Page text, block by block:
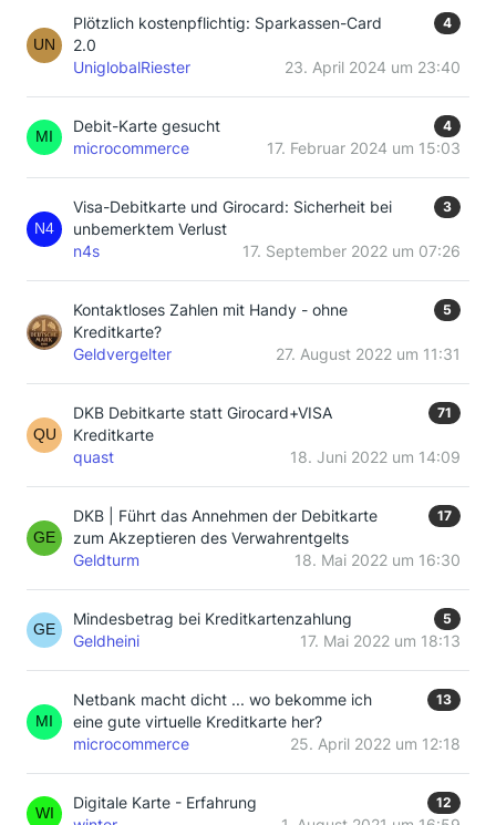
Plötzlich kostenpflichtig: Sparkassen-Card
2.0
4
UniglobalRiester 23. April 2024 um 23:40
Debit-Karte gesucht 4
microcommerce 17. Februar 2024 um 15:03
Visa-Debitkarte und Girocard: Sicherheit bei
unbemerktem Verlust
3
n4s 17. September 2022 um 07:26
Kontaktloses Zahlen mit Handy - ohne
Kreditkarte?
5
Geldvergelter 27. August 2022 um 11:31
DKB Debitkarte statt Girocard+VISA
Kreditkarte
71
quast 18. Juni 2022 um 14:09
DKB | Führt das Annehmen der Debitkarte
zum Akzeptieren des Verwahrentgelts
17
Geldturm 18. Mai 2022 um 16:30
Mindesbetrag bei Kreditkartenzahlung 5
Geldheini 17. Mai 2022 um 18:13
Netbank macht dicht ... wo bekomme ich
eine gute virtuelle Kreditkarte her?
13
microcommerce 25. April 2022 um 12:18
Digitale Karte - Erfahrung 12